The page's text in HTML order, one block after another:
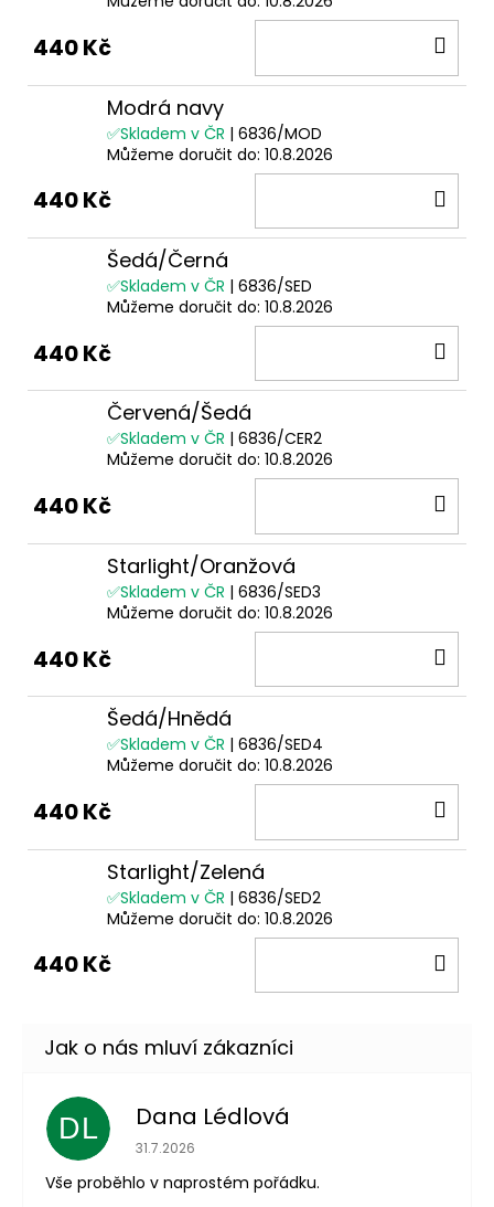
440 Kč
Modrá navy
✅Skladem v ČR | 6836/MOD
Můžeme doručit do: 10.8.2026
440 Kč
Šedá/Černá
✅Skladem v ČR | 6836/SED
Můžeme doručit do: 10.8.2026
440 Kč
Červená/Šedá
✅Skladem v ČR | 6836/CER2
Můžeme doručit do: 10.8.2026
440 Kč
Starlight/Oranžová
✅Skladem v ČR | 6836/SED3
Můžeme doručit do: 10.8.2026
440 Kč
Šedá/Hnědá
✅Skladem v ČR | 6836/SED4
Můžeme doručit do: 10.8.2026
440 Kč
Starlight/Zelená
✅Skladem v ČR | 6836/SED2
Můžeme doručit do: 10.8.2026
440 Kč
DL Dana Lédlová
Hodnocení obchodu je 5 z 5 hvězdiček.
31.7.2026
Vše proběhlo v naprostém pořádku.